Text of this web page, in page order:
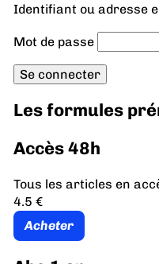
Identifiant ou adresse
Mot de passe
Les formules
Accès 48h
Tous les articles en
4.5 €
Acheter